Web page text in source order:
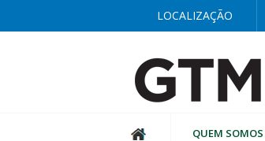
LOCALIZAÇÃO
QUEM SOMOS